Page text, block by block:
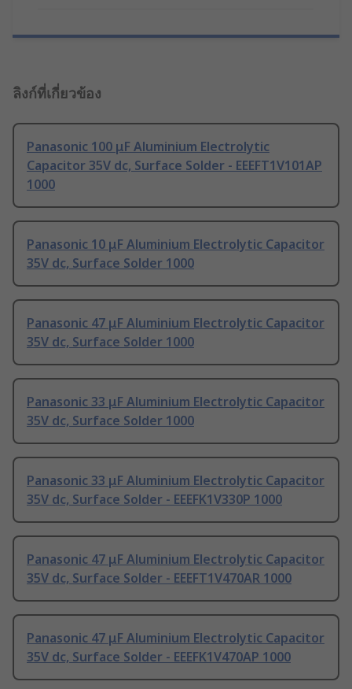
ลิงก์ที่เกี่ยวข้อง
Panasonic 100 μF Aluminium Electrolytic
Capacitor 35V dc, Surface Solder - EEEFT1V101AP
1000
Panasonic 10 μF Aluminium Electrolytic Capacitor
35V dc, Surface Solder 1000
Panasonic 47 μF Aluminium Electrolytic Capacitor
35V dc, Surface Solder 1000
Panasonic 33 μF Aluminium Electrolytic Capacitor
35V dc, Surface Solder 1000
Panasonic 33 μF Aluminium Electrolytic Capacitor
35V dc, Surface Solder - EEEFK1V330P 1000
Panasonic 47 μF Aluminium Electrolytic Capacitor
35V dc, Surface Solder - EEEFT1V470AR 1000
Panasonic 47 μF Aluminium Electrolytic Capacitor
35V dc, Surface Solder - EEEFK1V470AP 1000